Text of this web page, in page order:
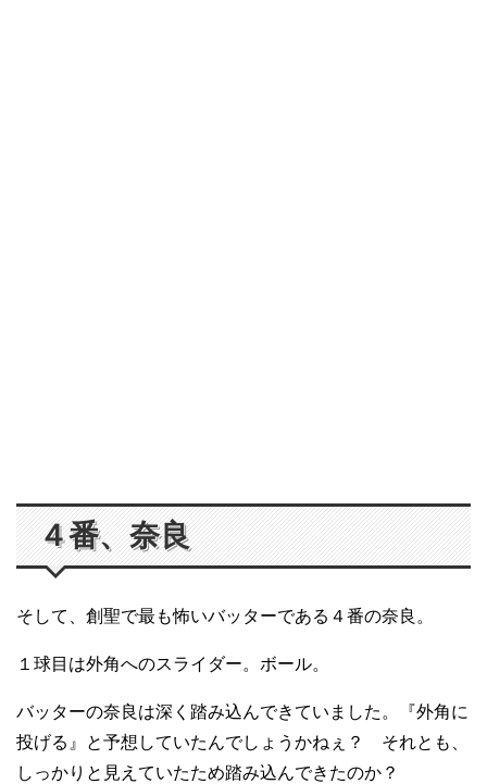
４番、奈良
そして、創聖で最も怖いバッターである４番の奈良。
１球目は外角へのスライダー。ボール。
バッターの奈良は深く踏み込んできていました。『外角に
投げる』と予想していたんでしょうかねぇ？ それとも、
しっかりと見えていたため踏み込んできたのか？